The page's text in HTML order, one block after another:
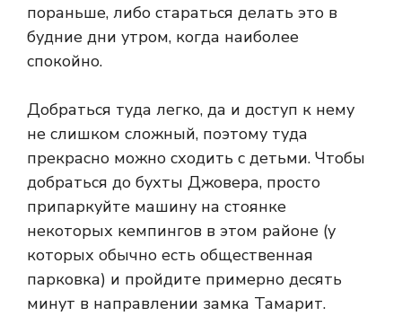
пораньше, либо стараться делать это в
будние дни утром, когда наиболее
спокойно.
Добраться туда легко, да и доступ к нему
не слишком сложный, поэтому туда
прекрасно можно сходить с детьми. Чтобы
добраться до бухты Джовера, просто
припаркуйте машину на стоянке
некоторых кемпингов в этом районе (у
которых обычно есть общественная
парковка) и пройдите примерно десять
минут в направлении замка Тамарит.